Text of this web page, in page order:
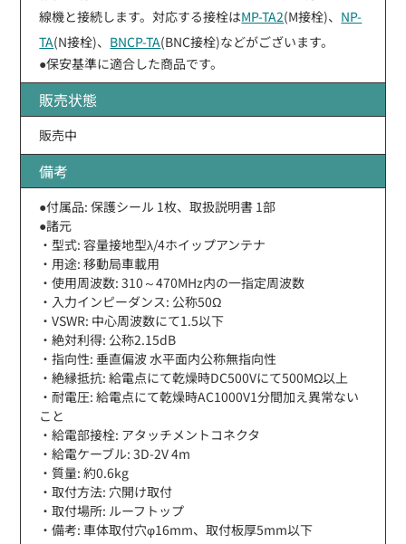
線機と接続します。対応する接栓はMP-TA2(M接栓)、 NP-
TA(N接栓)、 BNCP-TA(BNC接栓)などがございます。
●保安基準に適合した商品です。
販売状態
販売中
備考
●付属品: 保護シール 1枚、取扱説明書 1部
●諸元
・型式: 容量接地型λ/4ホイップアンテナ
・用途: 移動局車載用
・使用周波数: 310～470MHz内の一指定周波数
・入力インピーダンス: 公称50Ω
・VSWR: 中心周波数にて1.5以下
・絶対利得: 公称2.15dB
・指向性: 垂直偏波 水平面内公称無指向性
・絶縁抵抗: 給電点にて乾燥時DC500Vにて500MΩ以上
・耐電圧: 給電点にて乾燥時AC1000V1分間加え異常ない
こと
・給電部接栓: アタッチメントコネクタ
・給電ケーブル: 3D-2V 4m
・質量: 約0.6kg
・取付方法: 穴開け取付
・取付場所: ルーフトップ
・備考: 車体取付穴φ16mm、取付板厚5mm以下